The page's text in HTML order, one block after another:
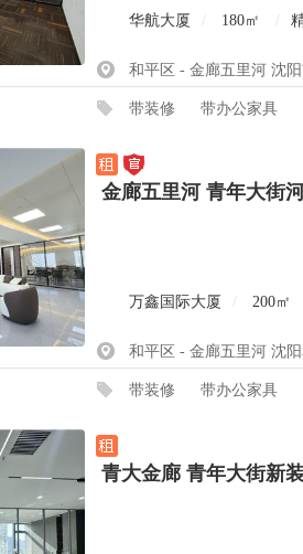
华航大厦 / 180㎡ /
和平区 - 金廊五里河 沈
带装修 带办公家具
金廊五里河 青年大街
万鑫国际大厦 / 200㎡
和平区 - 金廊五里河 沈
带装修 带办公家具
青大金廊 青年大街新